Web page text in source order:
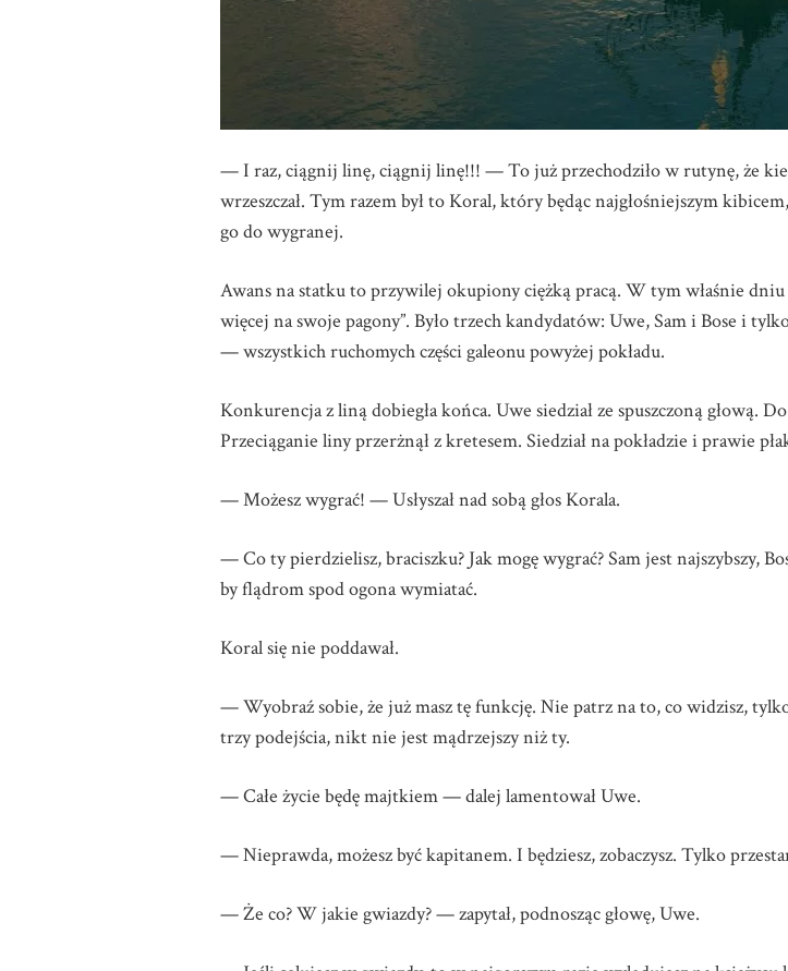
— I raz, ciągnij linę, ciągnij linę!!! — To już przechodziło w rutynę, że
wrzeszczał. Tym razem był to Koral, który będąc najgłośniejszym
go do wygranej.
Awans na statku to przywilej okupiony ciężką pracą. W tym właśnie
więcej na swoje pagony”. Było trzech kandydatów: Uwe, Sam i Bose i
— wszystkich ruchomych części galeonu powyżej pokładu.
Konkurencja z liną dobiegła końca. Uwe siedział ze spuszczoną głową.
Przeciąganie liny przerżnął z kretesem. Siedział na pokładzie i prawie
— Możesz wygrać! — Usłyszał nad sobą głos Korala.
— Co ty pierdzielisz, braciszku? Jak mogę wygrać? Sam jest najszybszy,
by flądrom spod ogona wymiatać.
Koral się nie poddawał.
— Wyobraź sobie, że już masz tę funkcję. Nie patrz na to, co widzisz, tylko
trzy podejścia, nikt nie jest mądrzejszy niż ty.
— Całe życie będę majtkiem — dalej lamentował Uwe.
— Nieprawda, możesz być kapitanem. I będziesz, zobaczysz. Tylko
— Że co? W jakie gwiazdy? — zapytał, podnosząc głowę, Uwe.